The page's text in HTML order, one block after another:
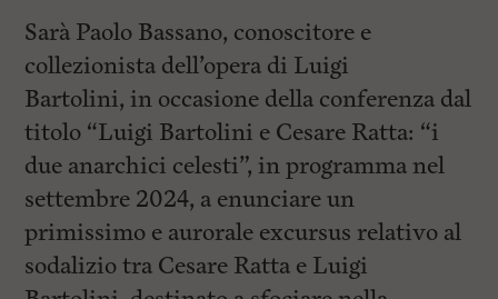
Sarà Paolo Bassano, conoscitore e
collezionista dell’opera di Luigi
Bartolini, in occasione della conferenza dal
titolo “Luigi Bartolini e Cesare Ratta: “i
due anarchici celesti”, in programma nel
settembre 2024, a enunciare un
primissimo e aurorale excursus relativo al
sodalizio tra Cesare Ratta e Luigi